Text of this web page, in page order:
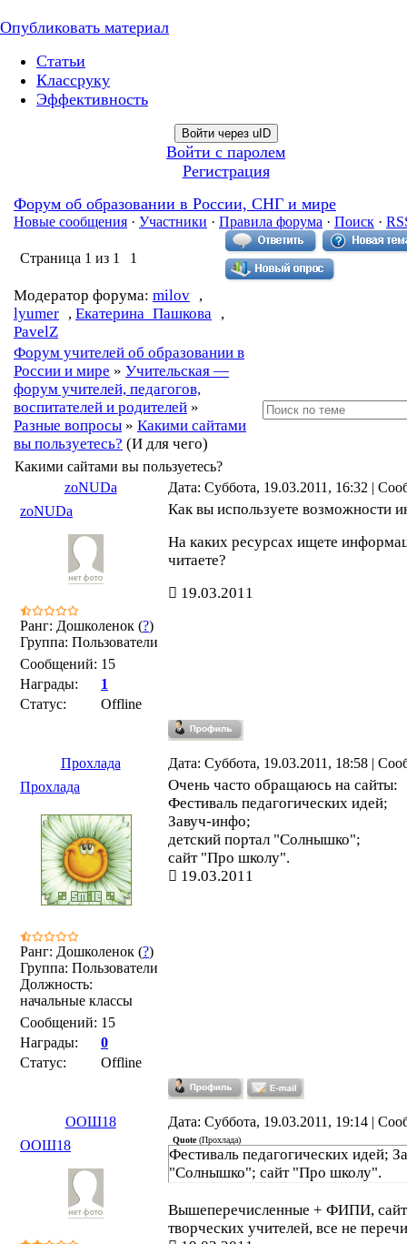
Опубликовать материал
Статьи
Классруку
Эффективность
Войти через uID
Войти с паролем
Регистрация
Форум об образовании в России, СНГ и мире
Новые сообщения · Участники · Правила форума · Поиск ·
Страница 1 из 1 1
Модератор форума: milov ,
lyumer , Екатерина_Пашкова ,
PavelZ
Форум учителей об образовании в
России и мире » Учительская —
форум учителей, педагогов,
воспитателей и родителей »
Разные вопросы » Какими сайтами
вы пользуетесь? (И для чего)
Какими сайтами вы пользуетесь?
zoNUDa
Дата: Суббота, 19.03.2011, 16:32 |
zoNUDa
Ранг: Дошколенок (?)
Группа: Пользователи
Сообщений: 15
Награды:
1
Статус:
Offline
Как вы используете возможности
На каких ресурсах ищете
читаете?
19.03.2011
Прохлада
Дата: Суббота, 19.03.2011, 18:58 |
Прохлада
Ранг: Дошколенок (?)
Группа: Пользователи
Должность:
начальные классы
Сообщений: 15
Награды:
0
Статус:
Offline
Очень часто обращаюсь на сайты:
Фестиваль педагогических идей;
Завуч-инфо;
детский портал "Солнышко";
сайт "Про школу".
19.03.2011
ООШ18
Дата: Суббота, 19.03.2011, 19:14 |
ООШ18
Quote(Прохлада)
Фестиваль педагогических идей;
"Солнышко"; сайт "Про школу".
Вышеперечисленные + ФИПИ,
творческих учителей, все не